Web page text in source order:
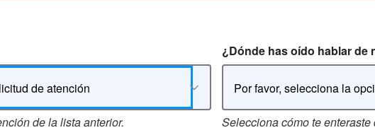
de atención
de la lista anterior.
¿Dónde has oído hablar de
Por favor, selecciona la
Selecciona cómo te